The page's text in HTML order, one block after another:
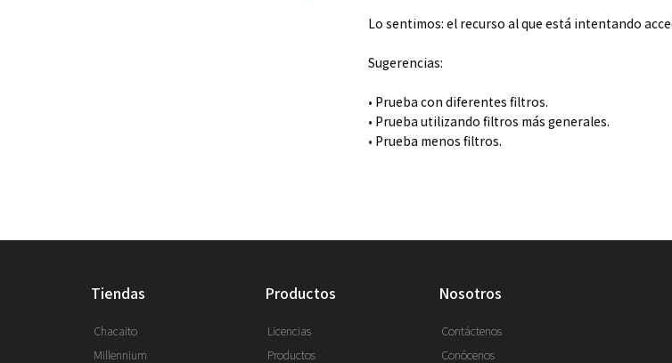
Lo sentimos: el recurso al que está intentando
Sugerencias:
• Prueba con diferentes filtros.
• Prueba utilizando filtros más generales.
• Prueba menos filtros.
tiendas
Chacaito
Millennium
productos
Licencias
Productos
nosotros
Contáctenos
Conócenos